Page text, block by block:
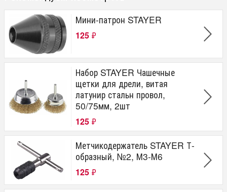
Мини-патрон STAYER
125 ₽
Набор STAYER Чашечные
щетки для дрели, витая
латунир стальн провол,
50/75мм, 2шт
125 ₽
Метчикодержатель STAYER Т-
образный, №2, М3-М6
125 ₽